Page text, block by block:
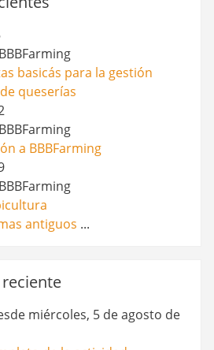
basicás para la gestión
queserías
a BBBFarming
antiguos ...
miércoles, 5 de agosto de